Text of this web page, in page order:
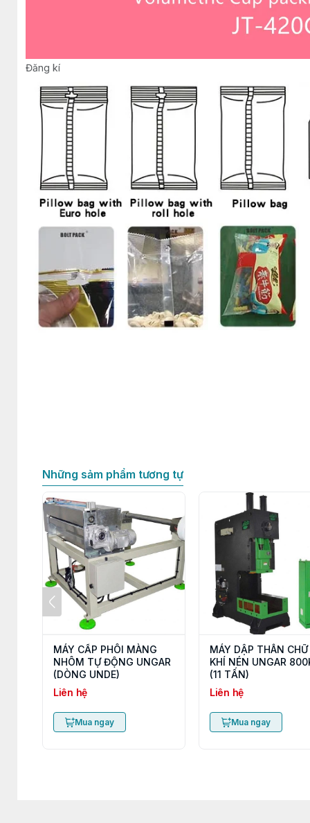
Đăng kí
Những sảm phẩm tương tự
MÁY CẤP PHÔI MÀNG
NHÔM TỰ ĐỘNG UNGAR
(DÒNG UNDE)
Liên hệ
Mua ngay
MÁY DẬP THÂN CHỮ
KHÍ NÉN UNGAR
(11 TẤN)
Liên hệ
Mua ngay